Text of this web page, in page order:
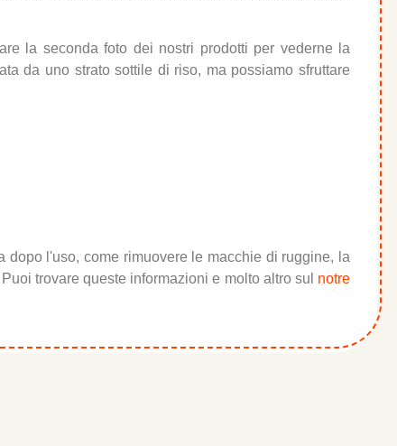
la seconda foto dei nostri prodotti per vederne la
da uno strato sottile di riso, ma possiamo sfruttare
l'uso, come rimuovere le macchie di ruggine, la
trovare queste informazioni e molto altro sul notre